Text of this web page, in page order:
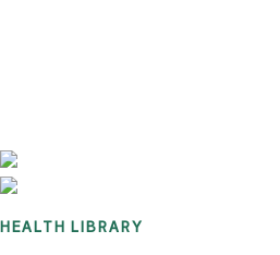
HEALTH LIBRARY